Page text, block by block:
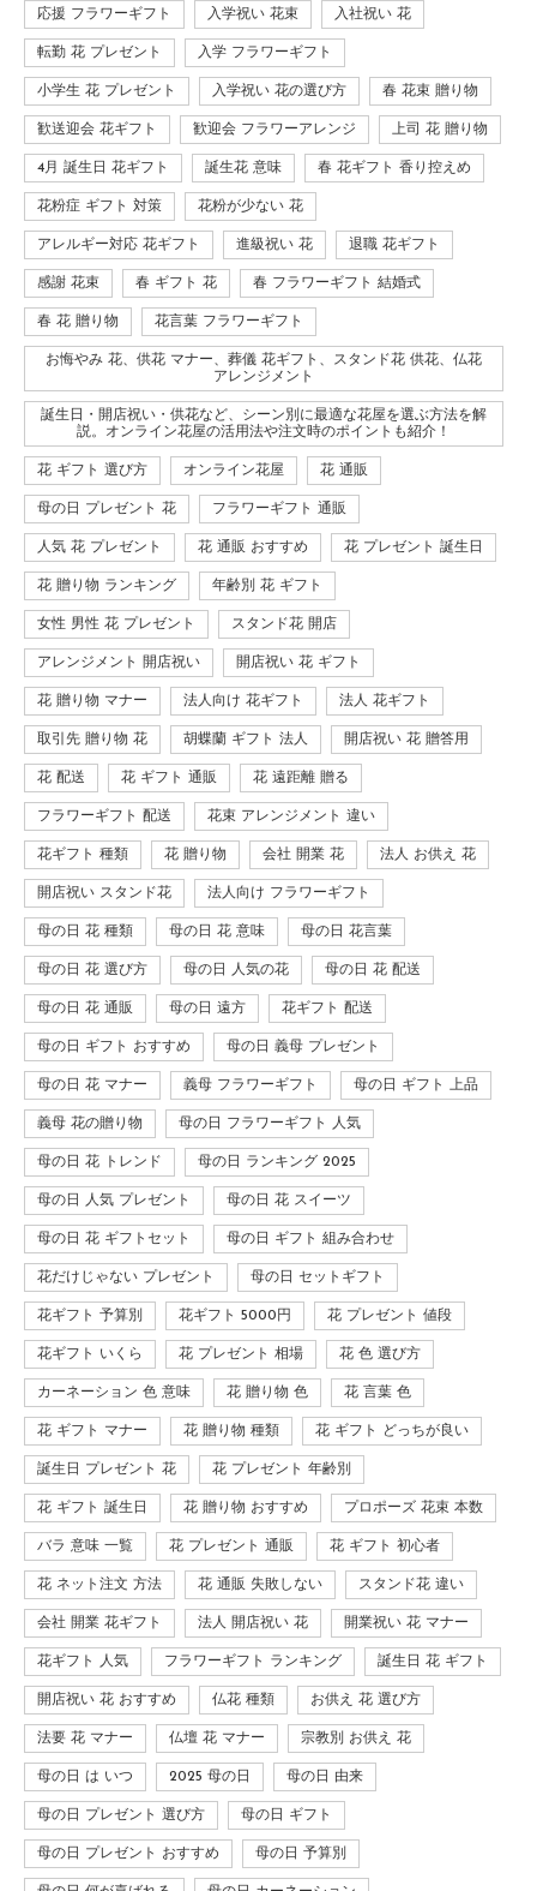
応援 フラワーギフト 入学祝い 花束 入社祝い 花
転勤 花 プレゼント 入学 フラワーギフト
小学生 花 プレゼント 入学祝い 花の選び方 春 花束 贈り物
歓送迎会 花ギフト 歓迎会 フラワーアレンジ 上司 花 贈り物
4月 誕生日 花ギフト 誕生花 意味 春 花ギフト 香り控えめ
花粉症 ギフト 対策 花粉が少ない 花
アレルギー対応 花ギフト 進級祝い 花 退職 花ギフト
感謝 花束 春 ギフト 花 春 フラワーギフト 結婚式
春 花 贈り物 花言葉 フラワーギフト
お悔やみ 花、供花 マナー、葬儀 花ギフト、スタンド花 供花、仏花
アレンジメント
誕生日・開店祝い・供花など、シーン別に最適な花屋を選ぶ方法を解
説。オンライン花屋の活用法や注文時のポイントも紹介！
花 ギフト 選び方 オンライン花屋 花 通販
母の日 プレゼント 花 フラワーギフト 通販
人気 花 プレゼント 花 通販 おすすめ 花 プレゼント 誕生日
花 贈り物 ランキング 年齢別 花 ギフト
女性 男性 花 プレゼント スタンド花 開店
アレンジメント 開店祝い 開店祝い 花 ギフト
花 贈り物 マナー 法人向け 花ギフト 法人 花ギフト
取引先 贈り物 花 胡蝶蘭 ギフト 法人 開店祝い 花 贈答用
花 配送 花 ギフト 通販 花 遠距離 贈る
フラワーギフト 配送 花束 アレンジメント 違い
花ギフト 種類 花 贈り物 会社 開業 花 法人 お供え 花
開店祝い スタンド花 法人向け フラワーギフト
母の日 花 種類 母の日 花 意味 母の日 花言葉
母の日 花 選び方 母の日 人気の花 母の日 花 配送
母の日 花 通販 母の日 遠方 花ギフト 配送
母の日 ギフト おすすめ 母の日 義母 プレゼント
母の日 花 マナー 義母 フラワーギフト 母の日 ギフト 上品
義母 花の贈り物 母の日 フラワーギフト 人気
母の日 花 トレンド 母の日 ランキング 2025
母の日 人気 プレゼント 母の日 花 スイーツ
母の日 花 ギフトセット 母の日 ギフト 組み合わせ
花だけじゃない プレゼント 母の日 セットギフト
花ギフト 予算別 花ギフト 5000円 花 プレゼント 値段
花ギフト いくら 花 プレゼント 相場 花 色 選び方
カーネーション 色 意味 花 贈り物 色 花 言葉 色
花 ギフト マナー 花 贈り物 種類 花 ギフト どっちが良い
誕生日 プレゼント 花 花 プレゼント 年齢別
花 ギフト 誕生日 花 贈り物 おすすめ プロポーズ 花束 本数
バラ 意味 一覧 花 プレゼント 通販 花 ギフト 初心者
花 ネット注文 方法 花 通販 失敗しない スタンド花 違い
会社 開業 花ギフト 法人 開店祝い 花 開業祝い 花 マナー
花ギフト 人気 フラワーギフト ランキング 誕生日 花 ギフト
開店祝い 花 おすすめ 仏花 種類 お供え 花 選び方
法要 花 マナー 仏壇 花 マナー 宗教別 お供え 花
母の日 は いつ 2025 母の日 母の日 由来
母の日 プレゼント 選び方 母の日 ギフト
母の日 プレゼント おすすめ 母の日 予算別